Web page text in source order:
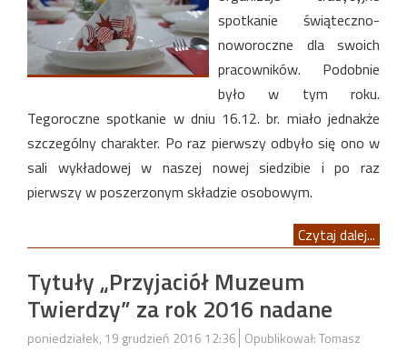
spotkanie świąteczno-
noworoczne dla swoich
pracowników. Podobnie
było w tym roku.
Tegoroczne spotkanie w dniu 16.12. br. miało jednakże
szczególny charakter. Po raz pierwszy odbyło się ono w
sali wykładowej w naszej nowej siedzibie i po raz
pierwszy w poszerzonym składzie osobowym.
Czytaj dalej...
Tytuły „Przyjaciół Muzeum
Twierdzy” za rok 2016 nadane
poniedziałek, 19 grudzień 2016 12:36 Opublikował: Tomasz